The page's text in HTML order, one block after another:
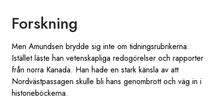
Forskning
Men Amundsen brydde sig inte om tidningsrubrikerna.
Istället läste han vetenskapliga redogörelser och rapporter
från norra Kanada. Han hade en stark känsla av att
Nordvästpassagen skulle bli hans genombrott och väg in i
historieböckerna.